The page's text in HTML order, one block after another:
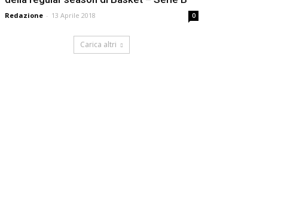
Redazione - 13 Aprile 2018 0
Carica altri